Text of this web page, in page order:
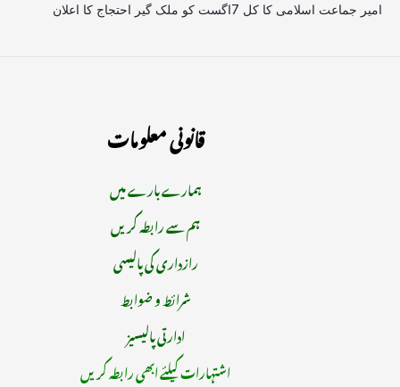
امیر جماعت اسلامی کا کل 7اگست کو ملک گیر احتجاج کا اعلان
قانونی معلومات
ہمارے بارے میں
ہم سے رابطہ کریں
رازداری کی پالیسی
شرائط و ضوابط
ادارتی پالیسیز
اشتہارات کیلئے ابھی رابطہ کریں